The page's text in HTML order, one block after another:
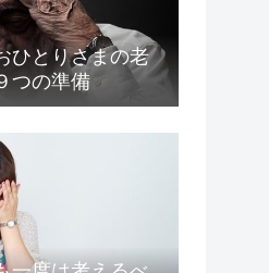
ひとりさまの老
つの準備